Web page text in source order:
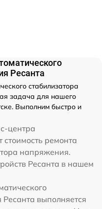
Ресанта
стабилизатора
задача для нашего
Выполним быстро и
центра
стоимость ремонта
напряжения.
Ресанта в нашем
выполняется